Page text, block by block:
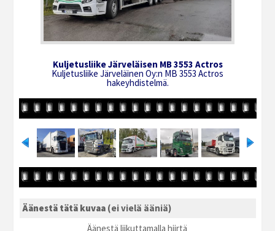
Kuljetusliike Järveläisen MB 3553 Actros
Kuljetusliike Järveläinen Oy:n MB 3553 Actros
hakeyhdistelmä.
Äänestä tätä kuvaa (ei vielä ääniä)
Äänestä liikuttamalla hiirtä